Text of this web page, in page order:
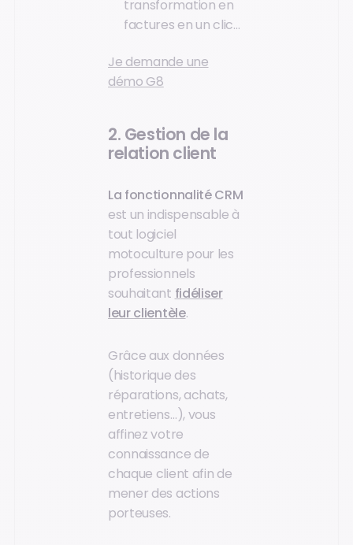
transformation en
factures en un clic…
Je demande une
démo G8
2. Gestion de la
relation client
La fonctionnalité CRM
est un indispensable à
tout logiciel
motoculture pour les
professionnels
souhaitant fidéliser
leur clientèle.
Grâce aux données
(historique des
réparations, achats,
entretiens…), vous
affinez votre
connaissance de
chaque client afin de
mener des actions
porteuses.